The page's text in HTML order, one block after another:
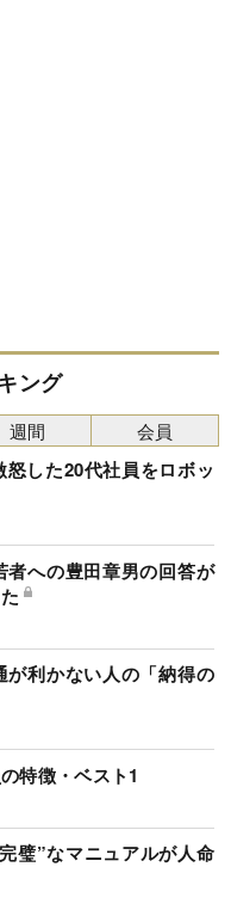
ング
した20代社員をロボッ
者への豊田章男の回答が
利かない人の「納得の
特徴・ベスト1
璧”なマニュアルが人命
週間 会員